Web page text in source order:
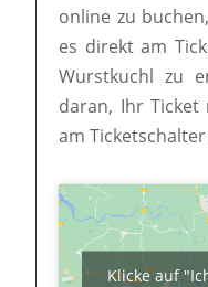
online zu
es direkt am
Wurstkuchl zu
daran, Ihr Ticket
am
Klicke auf